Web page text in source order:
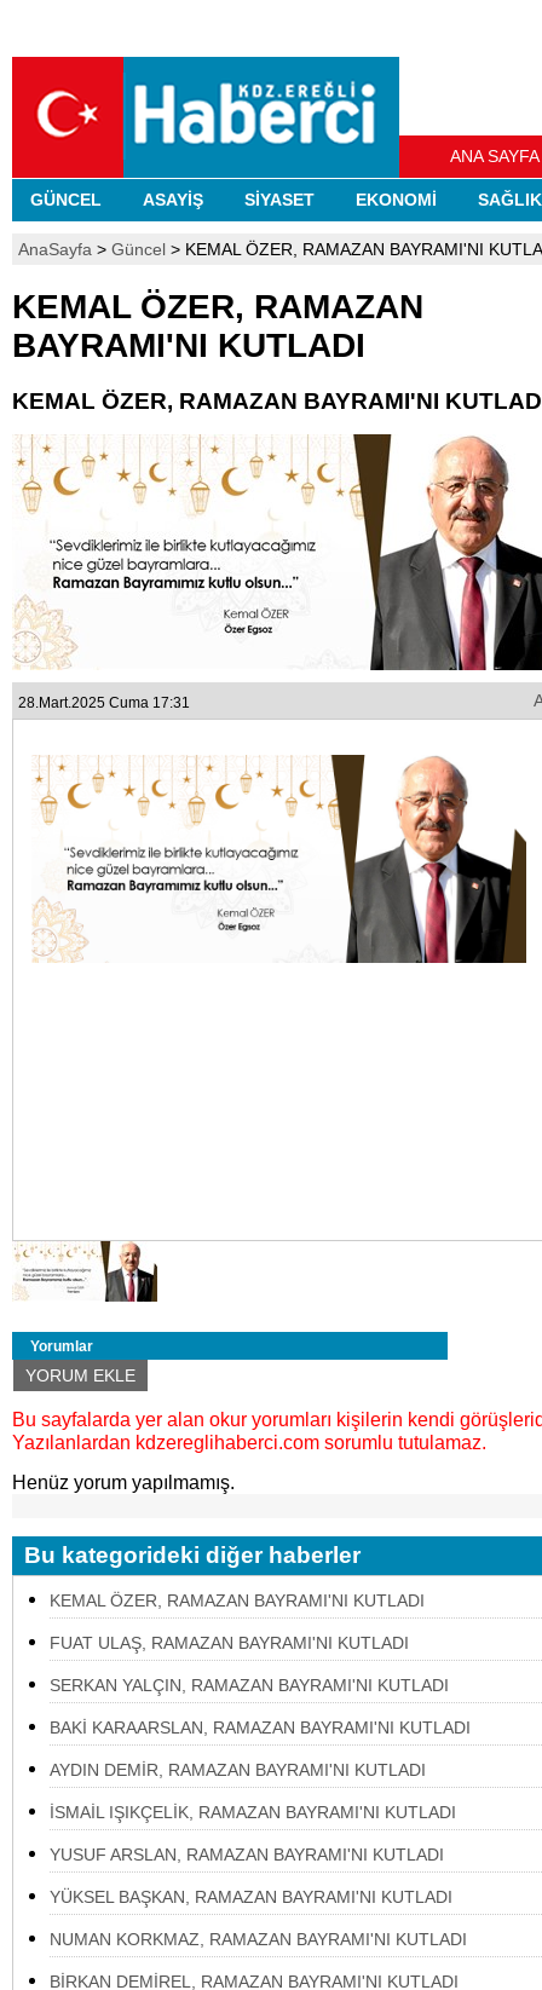
ANA SAYFA
GÜNCEL ASAYİŞ SİYASET EKONOMİ SAĞLIK
AnaSayfa > Güncel > KEMAL ÖZER, RAMAZAN BAYRAMI'NI
KEMAL ÖZER, RAMAZAN
BAYRAMI'NI KUTLADI
KEMAL ÖZER, RAMAZAN BAYRAMI'NI
28.Mart.2025 Cuma 17:31
Yorumlar
YORUM EKLE
Bu sayfalarda yer alan okur yorumları kişilerin kendi
Yazılanlardan kdzereglihaberci.com sorumlu tutulamaz.
Henüz yorum yapılmamış.
Bu kategorideki diğer haberler
KEMAL ÖZER, RAMAZAN BAYRAMI'NI KUTLADI
FUAT ULAŞ, RAMAZAN BAYRAMI'NI KUTLADI
SERKAN YALÇIN, RAMAZAN BAYRAMI'NI KUTLADI
BAKİ KARAARSLAN, RAMAZAN BAYRAMI'NI KUTLADI
AYDIN DEMİR, RAMAZAN BAYRAMI'NI KUTLADI
İSMAİL IŞIKÇELİK, RAMAZAN BAYRAMI'NI KUTLADI
YUSUF ARSLAN, RAMAZAN BAYRAMI'NI KUTLADI
YÜKSEL BAŞKAN, RAMAZAN BAYRAMI'NI KUTLADI
NUMAN KORKMAZ, RAMAZAN BAYRAMI'NI KUTLADI
BİRKAN DEMİREL, RAMAZAN BAYRAMI'NI KUTLADI